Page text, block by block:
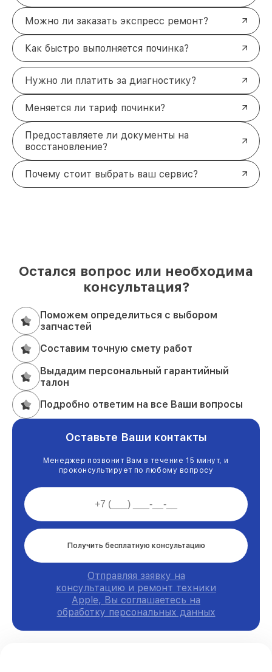
Можно ли заказать экспресс ремонт?
Как быстро выполняется починка?
Нужно ли платить за диагностику?
Меняется ли тариф починки?
Предоставляете ли документы на
восстановление?
Почему стоит выбрать ваш сервис?
Остался вопрос или необходима
консультация?
Поможем определиться с выбором
запчастей
Составим точную смету работ
Выдадим персональный гарантийный
талон
Подробно ответим на все Ваши вопросы
Оставьте Ваши контакты
Менеджер позвонит Вам в течение 15 минут, и
проконсультирует по любому вопросу
Получить бесплатную консультацию
Отправляя заявку на
консультацию и ремонт техники
Apple, Вы соглашаетесь на
обработку персональных данных